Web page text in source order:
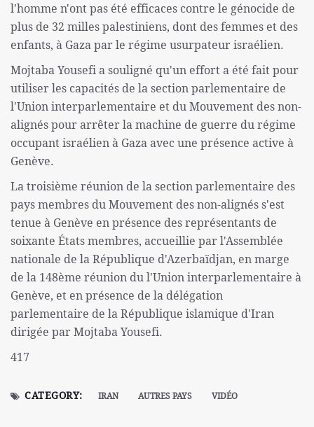
l'homme n'ont pas été efficaces contre le génocide de
plus de 32 milles palestiniens, dont des femmes et des
enfants, à Gaza par le régime usurpateur israélien.
Mojtaba Yousefi a souligné qu'un effort a été fait pour
utiliser les capacités de la section parlementaire de
l'Union interparlementaire et du Mouvement des non-
alignés pour arrêter la machine de guerre du régime
occupant israélien à Gaza avec une présence active à
Genève.
La troisième réunion de la section parlementaire des
pays membres du Mouvement des non-alignés s'est
tenue à Genève en présence des représentants de
soixante États membres, accueillie par l'Assemblée
nationale de la République d'Azerbaïdjan, en marge
de la 148ème réunion du l'Union interparlementaire à
Genève, et en présence de la délégation
parlementaire de la République islamique d'Iran
dirigée par Mojtaba Yousefi.
417
CATEGORY: IRAN AUTRES PAYS VIDÉO